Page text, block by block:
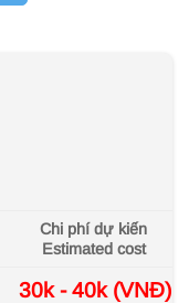
Chi phí dự kiến
Estimated cost
30k - 40k (VNĐ)